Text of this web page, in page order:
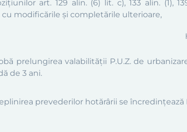
ilor art. 129 alin. (6) lit. c), 133 alin. (1),
modificările și completările ulterioare,
prelungireavalabilității P.U.Z.de
de 3 ani.
prevederilor hotărârii se încredinţează